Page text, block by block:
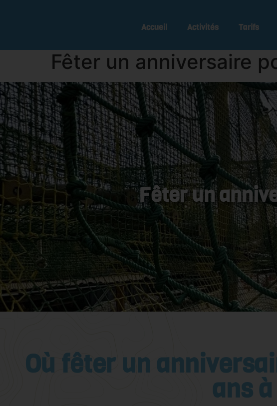
Accueil Activités Tarifs
Fêter un anniversaire
Fêter un
Où fêter un
ans